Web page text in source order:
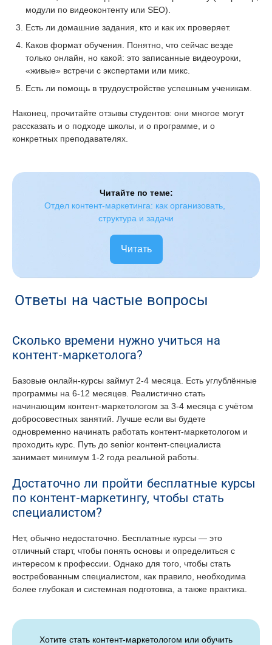
модули по видеоконтенту или SEO).
Есть ли домашние задания, кто и как их проверяет.
Каков формат обучения. Понятно, что сейчас везде
только онлайн, но какой: это записанные видеоуроки,
«живые» встречи с экспертами или микс.
Есть ли помощь в трудоустройстве успешным ученикам.
Наконец, прочитайте отзывы студентов: они многое могут
рассказать и о подходе школы, и о программе, и о
конкретных преподавателях.
Читайте по теме:
Отдел контент-маркетинга: как организовать,
структура и задачи
Читать
Ответы на частые вопросы
Сколько времени нужно учиться на
контент-маркетолога?
Базовые онлайн-курсы займут 2-4 месяца. Есть углублённые
программы на 6-12 месяцев. Реалистично стать
начинающим контент-маркетологом за 3-4 месяца с учётом
добросовестных занятий. Лучше если вы будете
одновременно начинать работать контент-маркетологом и
проходить курс. Путь до senior контент-специалиста
занимает минимум 1-2 года реальной работы.
Достаточно ли пройти бесплатные курсы
по контент-маркетингу, чтобы стать
специалистом?
Нет, обычно недостаточно. Бесплатные курсы — это
отличный старт, чтобы понять основы и определиться с
интересом к профессии. Однако для того, чтобы стать
востребованным специалистом, как правило, необходима
более глубокая и системная подготовка, а также практика.
Хотите стать контент-маркетологом или обучить